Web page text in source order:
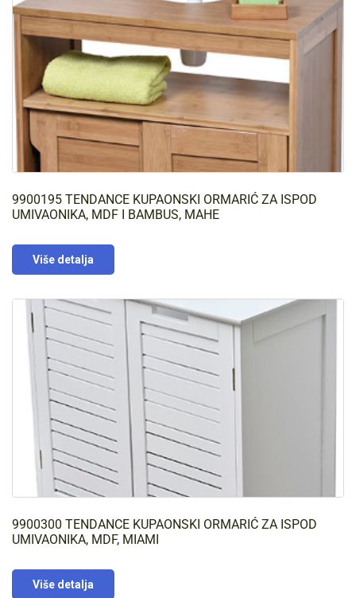
9900195 TENDANCE KUPAONSKI ORMARIĆ ZA ISPOD
UMIVAONIKA, MDF I BAMBUS, MAHE
Više detalja
9900300 TENDANCE KUPAONSKI ORMARIĆ ZA ISPOD
UMIVAONIKA, MDF, MIAMI
Više detalja